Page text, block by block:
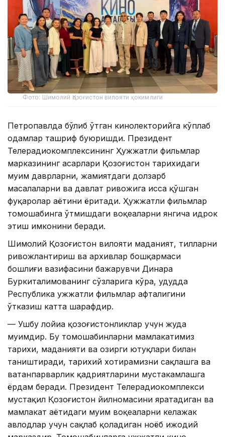
Фото: Шимолий Қозоғистон вилояти ҳокимлиги
Петропавлда бўлиб ўтган кинолекторийга кўплаб
одамлар ташриф буюришди. Президент
Телерадиокомплексининг Ҳужжатли фильмлар
марказининг асарлари Қозоғистон тарихидаги
муҳим даврларни, жамиятдаги долзарб
масалаларни ва давлат ривожига ҳисса қўшган
фуқаролар ҳаётини ёритади. Ҳужжатли фильмлар
томошабинга ўтмишдаги воқеаларни янгича идрок
этиш имконини беради.
Шимолий Қозоғистон вилояти маданият, тилларни
ривожлантириш ва архивлар бошқармаси
бошлиғи вазифасини бажарувчи Динара
Буркиталимованинг сўзларига кўра, ҳудудда
Республика ҳужжатли фильмлар ҳафталигини
ўтказиш катта шарафдир.
— Ушбу лойиҳа қозоғистонликлар учун жуда
муҳимдир. Бу томошабинларни мамлакатимиз
тарихи, маданияти ва ҳозирги ютуқлари билан
таништиради, тарихий хотирамизни сақлашга ва
ватанпарварлик қадриятларини мустаҳкамлашга
ёрдам беради. Президент Телерадиокомплекси
мустақил Қозоғистон йилномасини яратадиган ва
мамлакат ҳаётидаги муҳим воқеаларни келажак
авлодлар учун сақлаб қоладиган ноёб ижодий